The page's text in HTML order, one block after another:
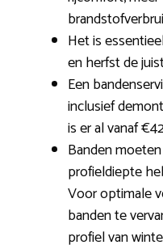
Het is
en herfst de
Een
inclusief
is er al vanaf
Banden
profieldiepte
Voor optimale
banden te
profiel van